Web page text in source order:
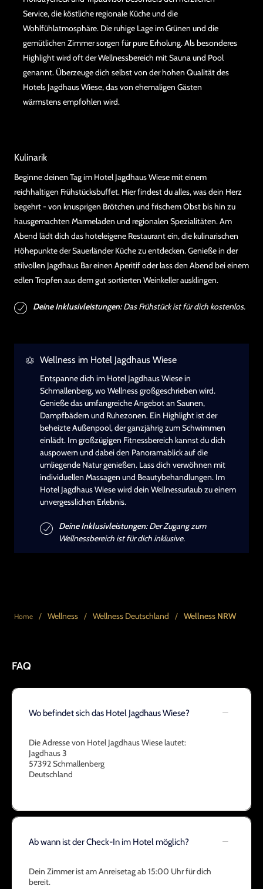
Service, die köstliche regionale Küche und die
Wohlfühlatmosphäre. Die ruhige Lage im Grünen und die
gemütlichen Zimmer sorgen für pure Erholung. Als besonderes
Highlight wird oft der Wellnessbereich mit Sauna und Pool
genannt. Überzeuge dich selbst von der hohen Qualität des
Hotels Jagdhaus Wiese, das von ehemaligen Gästen
wärmstens empfohlen wird.
Kulinarik
Beginne deinen Tag im Hotel Jagdhaus Wiese mit einem
reichhaltigen Frühstücksbuffet. Hier findest du alles, was dein Herz
begehrt - von knusprigen Brötchen und frischem Obst bis hin zu
hausgemachten Marmeladen und regionalen Spezialitäten. Am
Abend lädt dich das hoteleigene Restaurant ein, die kulinarischen
Höhepunkte der Sauerländer Küche zu entdecken. Genieße in der
stilvollen Jagdhaus Bar einen Aperitif oder lass den Abend bei einem
edlen Tropfen aus dem gut sortierten Weinkeller ausklingen.
Deine Inklusivleistungen:Das Frühstück ist für dich kostenlos.
Wellness im Hotel Jagdhaus Wiese
Entspanne dich im Hotel Jagdhaus Wiese in
Schmallenberg, wo Wellness großgeschrieben wird.
Genieße das umfangreiche Angebot an Saunen,
Dampfbädern und Ruhezonen. Ein Highlight ist der
beheizte Außenpool, der ganzjährig zum Schwimmen
einlädt. Im großzügigen Fitnessbereich kannst du dich
auspowern und dabei den Panoramablick auf die
umliegende Natur genießen. Lass dich verwöhnen mit
individuellen Massagen und Beautybehandlungen. Im
Hotel Jagdhaus Wiese wird dein Wellnessurlaub zu einem
unvergesslichen Erlebnis.
Deine Inklusivleistungen:Der Zugang zum
Wellnessbereich ist für dich inklusive.
Home / Wellness / Wellness Deutschland / Wellness NRW
FAQ
Wo befindet sich das Hotel Jagdhaus Wiese?
Die Adresse von Hotel Jagdhaus Wiese lautet:
Jagdhaus 3
57392 Schmallenberg
Deutschland
Ab wann ist der Check-In im Hotel möglich?
Dein Zimmer ist am Anreisetag ab 15:00 Uhr für dich
bereit.